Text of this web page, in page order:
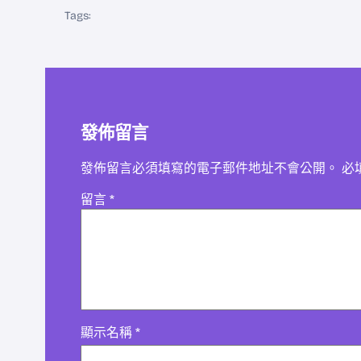
Tags:
發佈留言
發佈留言必須填寫的電子郵件地址不會公開。 必
留言 *
顯示名稱 *